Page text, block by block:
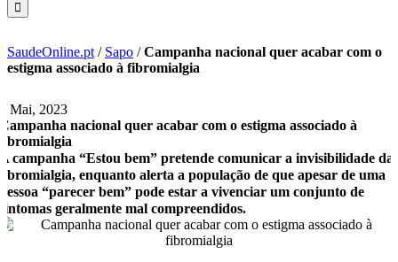
SaudeOnline.pt / Sapo /Campanha nacional quer acabar com o
estigma associado à fibromialgia
4 Mai, 2023
Campanha nacional quer acabar com o estigma associado à
fibromialgia
A campanha “Estou bem” pretende comunicar a invisibilidade da
fibromialgia, enquanto alerta a população de que apesar de uma
pessoa “parecer bem” pode estar a vivenciar um conjunto de
sintomas geralmente mal compreendidos.